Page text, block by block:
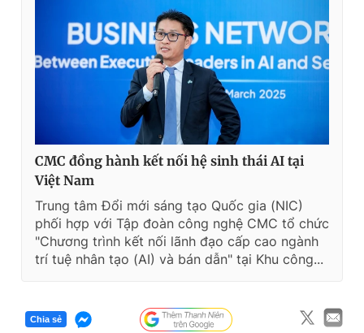
CMC đồng hành kết nối hệ sinh thái AI tại
Việt Nam
Trung tâm Đổi mới sáng tạo Quốc gia (NIC)
phối hợp với Tập đoàn công nghệ CMC tổ chức
"Chương trình kết nối lãnh đạo cấp cao ngành
trí tuệ nhân tạo (AI) và bán dẫn" tại Khu công...
Chia sẻ